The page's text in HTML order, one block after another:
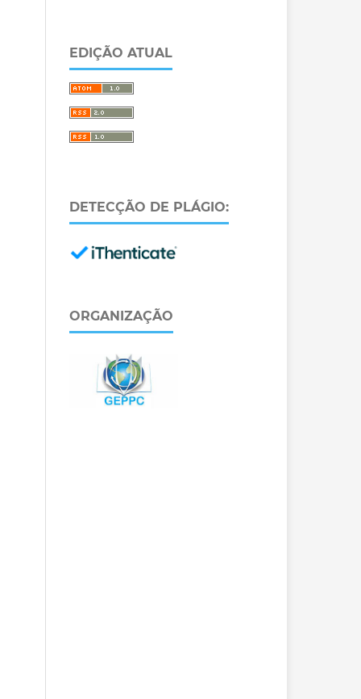
EDIÇÃO ATUAL
DETECÇÃO DE PLÁGIO:
ORGANIZAÇÃO